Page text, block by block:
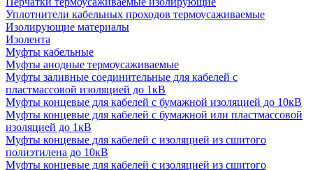
Уплотнители кабельных проходов термоусаживаемые
Изолирующие материалы
Изолента
Муфты кабельные
Муфты анодные термоусаживаемые
Муфты заливные соединительные для кабелей с
пластмассовой изоляцией до 1кВ
Муфты концевые для кабелей с бумажной изоляцией до 10кВ
Муфты концевые для кабелей с бумажной или пластмассовой
изоляцией до 1кВ
Муфты концевые для кабелей с изоляцией из сшитого
полиэтилена до 10кВ
Муфты концевые для кабелей с изоляцией из сшитого